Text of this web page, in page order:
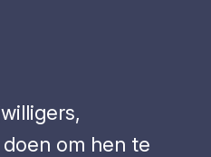
om hen te